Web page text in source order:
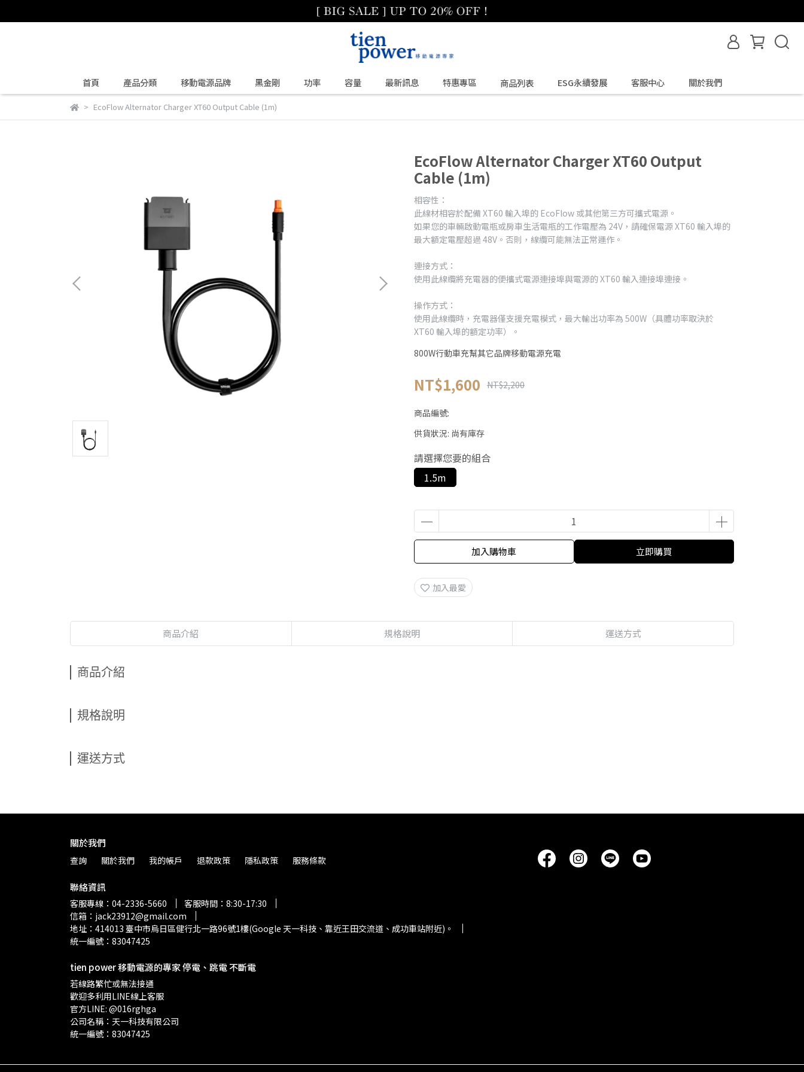
首頁 產品分類 移動電源品牌 黑金剛 功率 容量 最新訊息 特惠專區 商品列表 ESG永續發展 客服中心 關於我們
EcoFlow Alternator Charger XT60 Output Cable (1m)
EcoFlow Alternator Charger XT60 Output
Cable (1m)
相容性：
此線材相容於配備 XT60 輸入埠的 EcoFlow 或其他第三方可攜式電源。
如果您的車輛啟動電瓶或房車生活電瓶的工作電壓為 24V，請確保電源 XT60 輸入埠的
最大額定電壓超過 48V。否則，線纜可能無法正常運作。
連接方式：
使用此線纜將充電器的便攜式電源連接埠與電源的 XT60 輸入連接埠連接。
操作方式：
使用此線纜時，充電器僅支援充電模式，最​​大輸出功率為 500W（具體功率取決於
XT60 輸入埠的額定功率）。
800W行動車充幫其它品牌移動電源充電
NT$1,600 NT$2,200
商品編號:
供貨狀況: 尚有庫存
請選擇您要的組合
1.5m
加入購物車 立即購買
加入最愛
商品介紹 規格說明 運送方式
商品介紹
規格說明
運送方式
關於我們
查詢 關於我們 我的帳戶 退款政策 隱私政策 服務條款
聯絡資訊
客服專線：04-2336-5660
客服時間：8:30-17:30
信箱：jack23912@gmail.com
地址：414013 臺中市烏日區健行北一路96號1樓(Google 天一科技、靠近王田交流道、成功車站附近)。
統一編號：83047425
tien power 移動電源的專家 停電、跳電 不斷電
若線路繁忙或無法接通
歡迎多利用LINE線上客服
官方LINE: @016rghga
公司名稱：天一科技有限公司
統一編號：83047425